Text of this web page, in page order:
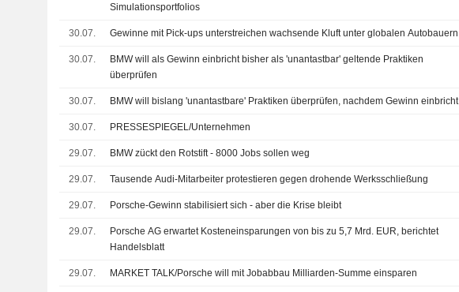
Simulationsportfolios
30.07. Gewinne mit Pick-ups unterstreichen wachsende Kluft unter globalen Autobauern
30.07.
BMW will als Gewinn einbricht bisher als 'unantastbar' geltende Praktiken
überprüfen
30.07. BMW will bislang 'unantastbare' Praktiken überprüfen, nachdem Gewinn einbricht
30.07. PRESSESPIEGEL/Unternehmen
29.07. BMW zückt den Rotstift - 8000 Jobs sollen weg
29.07. Tausende Audi-Mitarbeiter protestieren gegen drohende Werksschließung
29.07. Porsche-Gewinn stabilisiert sich - aber die Krise bleibt
29.07.
Porsche AG erwartet Kosteneinsparungen von bis zu 5,7 Mrd. EUR, berichtet
Handelsblatt
29.07. MARKET TALK/Porsche will mit Jobabbau Milliarden-Summe einsparen